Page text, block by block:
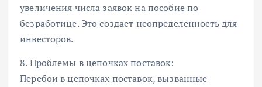
увеличения числа заявок на пособие по
безработице. Это создает неопределенность для
инвесторов.
8. Проблемы в цепочках поставок:
Перебои в цепочках поставок, вызванные